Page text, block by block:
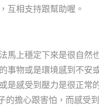
互相支持跟幫助喔。
馬上穩定下來是很自然
事物或是環境感到不安
是感受到壓力是很正常
擔心跟害怕，而感受